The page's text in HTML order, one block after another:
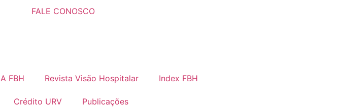
FALE CONOSCO
A FBH Revista Visão Hospitalar Index FBH
Crédito URV Publicações